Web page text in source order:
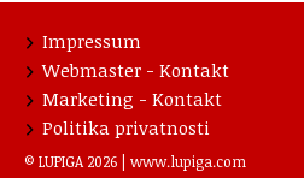
Impressum
Webmaster - Kontakt
Marketing - Kontakt
Politika privatnosti
© LUPIGA 2026 | www.lupiga.com